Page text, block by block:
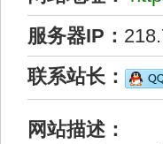
服务器IP：
联系站长：
网站描述：